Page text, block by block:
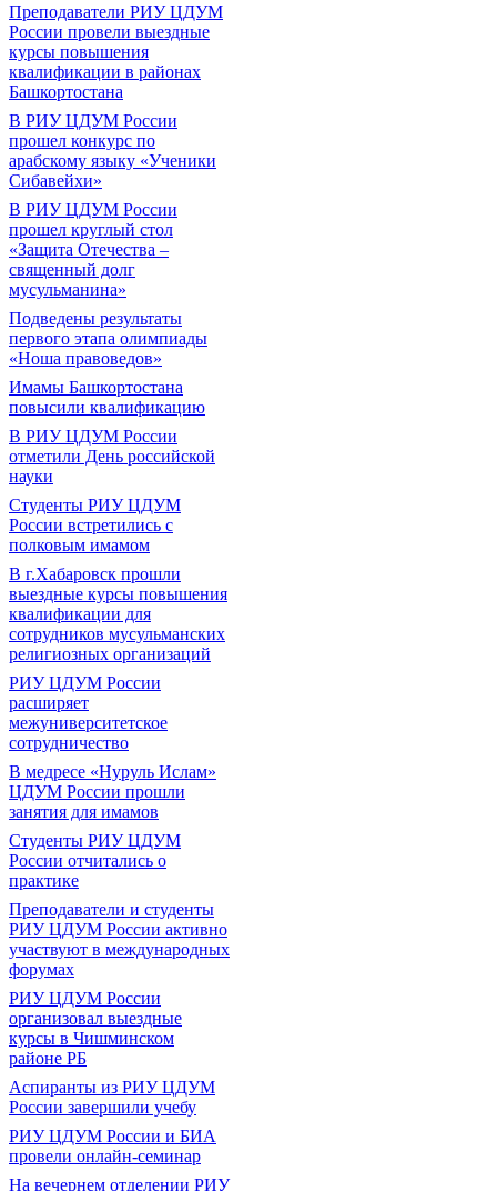
Преподаватели РИУ ЦДУМ
России провели выездные
курсы повышения
квалификации в районах
Башкортостана
В РИУ ЦДУМ России
прошел конкурс по
арабскому языку «Ученики
Сибавейхи»
В РИУ ЦДУМ России
прошел круглый стол
«Защита Отечества –
священный долг
мусульманина»
Подведены результаты
первого этапа олимпиады
«Ноша правоведов»
Имамы Башкортостана
повысили квалификацию
В РИУ ЦДУМ России
отметили День российской
науки
Студенты РИУ ЦДУМ
России встретились с
полковым имамом
В г.Хабаровск прошли
выездные курсы повышения
квалификации для
сотрудников мусульманских
религиозных организаций
РИУ ЦДУМ России
расширяет
межуниверситетское
сотрудничество
В медресе «Нуруль Ислам»
ЦДУМ России прошли
занятия для имамов
Студенты РИУ ЦДУМ
России отчитались о
практике
Преподаватели и студенты
РИУ ЦДУМ России активно
участвуют в международных
форумах
РИУ ЦДУМ России
организовал выездные
курсы в Чишминском
районе РБ
Аспиранты из РИУ ЦДУМ
России завершили учебу
РИУ ЦДУМ России и БИА
провели онлайн-семинар
На вечернем отделении РИУ